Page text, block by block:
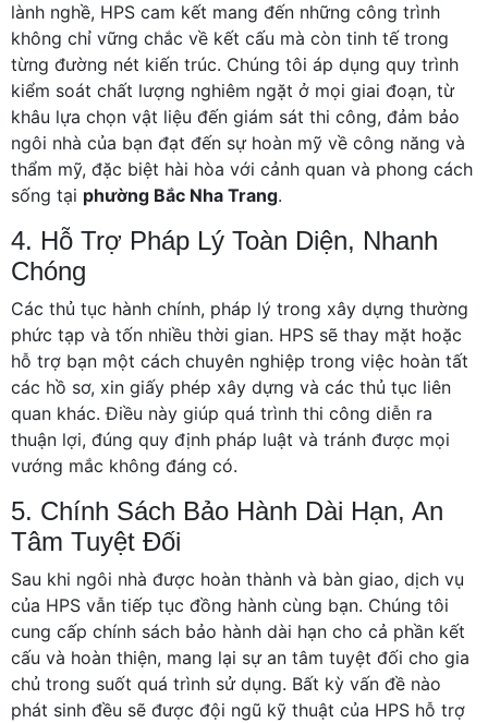
lành nghề, HPS cam kết mang đến những công trình
không chỉ vững chắc về kết cấu mà còn tinh tế trong
từng đường nét kiến trúc. Chúng tôi áp dụng quy trình
kiểm soát chất lượng nghiêm ngặt ở mọi giai đoạn, từ
khâu lựa chọn vật liệu đến giám sát thi công, đảm bảo
ngôi nhà của bạn đạt đến sự hoàn mỹ về công năng và
thẩm mỹ, đặc biệt hài hòa với cảnh quan và phong cách
sống tại phường Bắc Nha Trang.
4. Hỗ Trợ Pháp Lý Toàn Diện, Nhanh
Chóng
Các thủ tục hành chính, pháp lý trong xây dựng thường
phức tạp và tốn nhiều thời gian. HPS sẽ thay mặt hoặc
hỗ trợ bạn một cách chuyên nghiệp trong việc hoàn tất
các hồ sơ, xin giấy phép xây dựng và các thủ tục liên
quan khác. Điều này giúp quá trình thi công diễn ra
thuận lợi, đúng quy định pháp luật và tránh được mọi
vướng mắc không đáng có.
5. Chính Sách Bảo Hành Dài Hạn, An
Tâm Tuyệt Đối
Sau khi ngôi nhà được hoàn thành và bàn giao, dịch vụ
của HPS vẫn tiếp tục đồng hành cùng bạn. Chúng tôi
cung cấp chính sách bảo hành dài hạn cho cả phần kết
cấu và hoàn thiện, mang lại sự an tâm tuyệt đối cho gia
chủ trong suốt quá trình sử dụng. Bất kỳ vấn đề nào
phát sinh đều sẽ được đội ngũ kỹ thuật của HPS hỗ trợ